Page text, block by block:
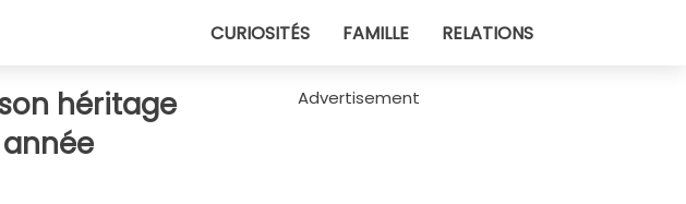
CURIOSITÉS FAMILLE RELATIONS
héritage
Advertisement